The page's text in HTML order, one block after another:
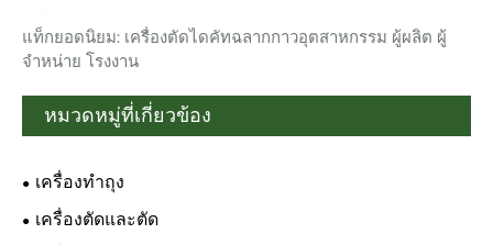
แท็กยอดนิยม: เครื่องตัดไดคัทฉลากกาวอุตสาหกรรม ผู้ผลิต ผู้
จำหน่าย โรงงาน
หมวดหมู่ที่เกี่ยวข้อง
เครื่องทำถุง
เครื่องตัดและตัด